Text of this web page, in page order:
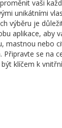
vaši
unikátními
výběru je
aplikace, aby
mastnou nebo
se na
klíčem k